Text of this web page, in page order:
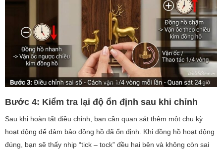
Bước 4: Kiểm tra lại độ ổn định sau khi chỉnh
Sau khi hoàn tất điều chỉnh, bạn cần quan sát thêm một chu kỳ
hoạt động để đảm bảo đồng hồ đã ổn định. Khi đồng hồ hoạt động
đúng, bạn sẽ thấy nhịp “tick – tock” đều hai bên và không còn sai